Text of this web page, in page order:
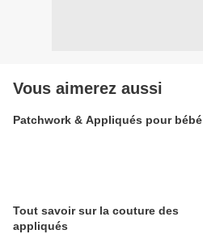
Vous aimerez aussi
Patchwork & Appliqués pour bébé
Tout savoir sur la couture des
appliqués